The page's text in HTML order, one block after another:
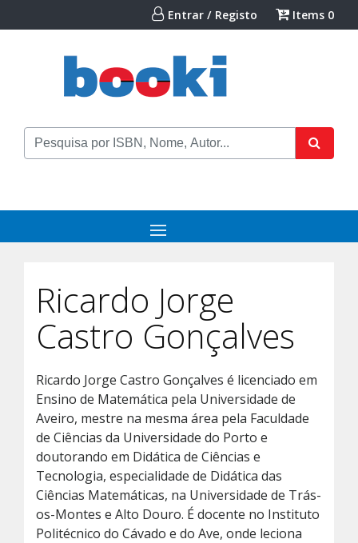
Entrar / Registo Items 0
Ricardo Jorge
Castro Gonçalves
Ricardo Jorge Castro Gonçalves é licenciado em
Ensino de Matemática pela Universidade de
Aveiro, mestre na mesma área pela Faculdade
de Ciências da Universidade do Porto e
doutorando em Didática de Ciências e
Tecnologia, especialidade de Didática das
Ciências Matemáticas, na Universidade de Trás-
os-Montes e Alto Douro. É docente no Instituto
Politécnico do Cávado e do Ave, onde leciona